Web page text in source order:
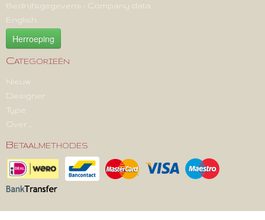
Bedrijfsgegevens - Company data
English
Herroeping
Categorieën
Nieuw
Designer
Type
Over ...
Betaalmethodes